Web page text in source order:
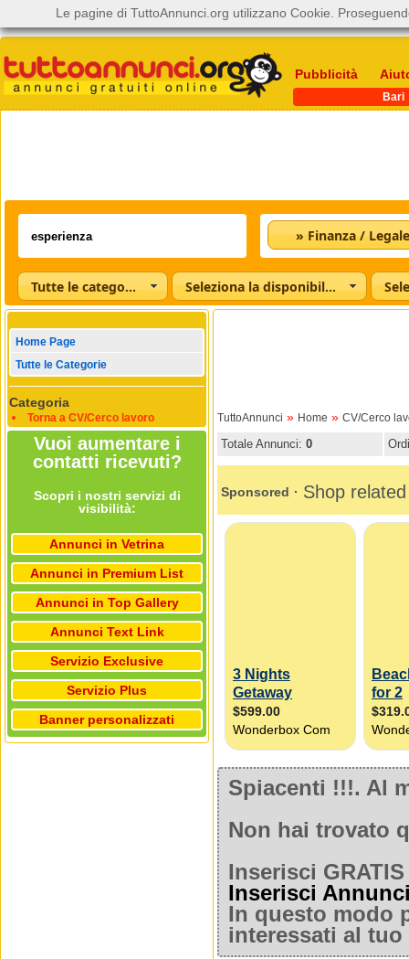
Pubblicità
Bari
» Finanza / Legale
Tutte le categorie Seleziona la disponibilità
Home Page
Tutte le Categorie
Categoria
Torna a CV/Cerco lavoro
Vuoi aumentare i
contatti ricevuti?
Scopri i nostri servizi di
visibilità:
Annunci in Vetrina
Annunci in Premium List
Annunci in Top Gallery
Annunci Text Link
Servizio Exclusive
Servizio Plus
Banner personalizzati
TuttoAnnunci » Home » CV/Cerco
Totale Annunci: 0
Spiacenti !!!. Al
Non hai trovato
Inserisci
Inserisci
In questo modo
interessati al
Le pagine di TuttoAnnunci.org utilizzano Cookie.